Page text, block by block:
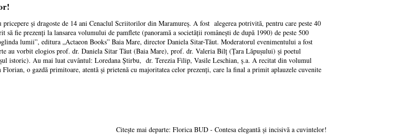
și dragoste de 14 ani Cenaclul Scriitorilor din Maramureș. A fost alegerea potrivită, pentru care peste 40
să fie prezenți la lansarea volumului de pamflete (panoramă a societății românești de după 1990) de peste 500
lumii”, editura „Actaeon Books” Baia Mare, director Daniela Sitar-Tăut. Moderatorul evenimentului a fost
au vorbit elogios prof. dr. Daniela Sitar Tăut (Baia Mare), prof. dr. Valeria Bilț (Țara Lăpușului) și poetul
istoric). Au mai luat cuvântul: Loredana Știrbu, dr. Terezia Filip, Vasile Leschian, ș.a. A recitat din volumul
o gazdă primitoare, atentă și prietenă cu majoritatea celor prezenți, care la final a primit aplauzele cuvenite
Citește mai departe: Florica BUD - Contesa elegantă și incisivă a cuvintelor!